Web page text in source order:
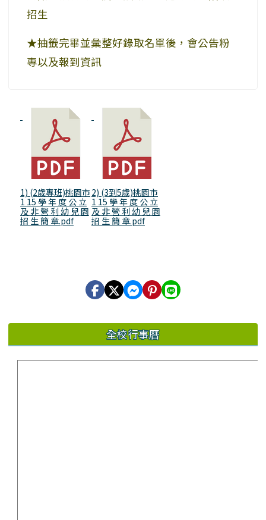
招生
★抽籤完畢並彙整好錄取名單後，會公告粉
專以及報到資訊
1) (2歲專班)桃園市
1 15 學 年 度 公 立
及 非 營 利 幼 兒 園
招 生 簡 章.pdf
2) (3到5歲)桃園市
1 15 學 年 度 公 立
及 非 營 利 幼 兒 園
招 生 簡 章.pdf
全校行事曆